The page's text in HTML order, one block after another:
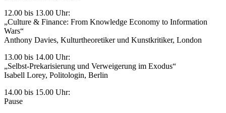
12.00 bis 13.00 Uhr:
„Culture & Finance: From Knowledge Economy to Information
Wars“
Anthony Davies, Kulturtheoretiker und Kunstkritiker, London
13.00 bis 14.00 Uhr:
„Selbst-Prekarisierung und Verweigerung im Exodus“
Isabell Lorey, Politologin, Berlin
14.00 bis 15.00 Uhr:
Pause